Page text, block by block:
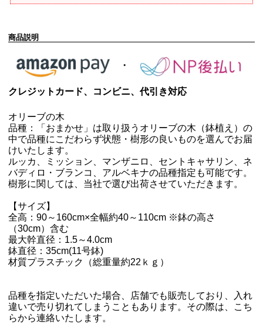
商品説明
クレジットカード、コンビニ、代引き対応
オリーブの木
品種：「おまかせ」は取り扱うオリーブの木（鉢植え）の
中で品種にこだわらず状態・樹形の良いものを選んでお届
けいたします。
ルッカ、ミッション、マンザニロ、セントキャサリン、ネ
バディロ・ブランコ、アルベキナの品種指定も可能です。
樹形に関しては、当社で選び出荷させていただきます。
【サイズ】
全高：90～160cm×全幅約40～110cm ※鉢の高さ
（30cm）含む
最大幹直径：1.5～4.0cm
鉢直径：35cm(11号鉢)
材質プラスチック（総重量約22ｋｇ）
品種を指定いただいた場合、店舗でも販売しており、入れ
違いで売り切れてしまうこともあります。その際は、こち
らから連絡いたします。